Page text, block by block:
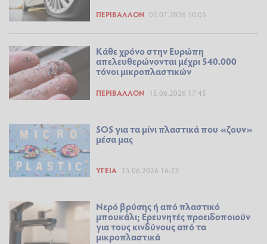
ΠΕΡΙΒΆΛΛΟΝ 03.07.2026 10:05
Kάθε χρόνο στην Ευρώπη
απελευθερώνονται μέχρι 540.000
τόνοι μικροπλαστικών
ΠΕΡΙΒΆΛΛΟΝ 15.06.2026 17:45
SOS για τα μίνι πλαστικά που «ζουν»
μέσα μας
ΥΓΕΊΑ 15.06.2026 16:23
Νερό βρύσης ή από πλαστικό
μπουκάλι; Ερευνητές προειδοποιούν
για τους κινδύνους από τα
μικροπλαστικά